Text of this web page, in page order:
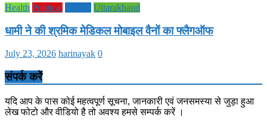
Health Political Uttarakhand
धामी ने की श्रमिक मेडिकल मोबाइल वैनों का फ्लैगऑफ
July 23, 2026 harinayak 0
संपर्क करें
यदि आप के पास कोई महत्वपूर्ण सूचना, जानकारी एवं जनसमस्या से जुड़ा हुआ
लेख फोटो और वीडियो है तो अवश्य हमसे सम्पर्क करें ।